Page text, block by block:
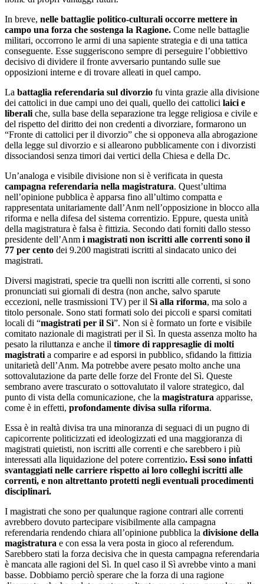
In breve, nelle battaglie politico-culturali occorre mettere in
campo una forza che sostenga la Ragione. Come nelle battaglie
militari, occorrono le armi di una sapiente strategia e di una tattica
conseguente. Esse suggeriscono sempre di perseguire l’obbiettivo
decisivo di dividere il fronte avversario puntando sulle sue
opposizioni interne e di trovare alleati in quel campo.
La battaglia referendaria sul divorzio fu vinta grazie alla divisione
dei cattolici in due campi uno dei quali, quello dei cattolici laici e
liberali che, sulla base della separazione tra legge religiosa e civile e
del rispetto del diritto dei non credenti a divorziare, formarono un
“Fronte di cattolici per il divorzio” che si opponeva alla abrogazione
della legge sul divorzio e si allearono pubblicamente con i divorzisti
dissociandosi senza timori dai vertici della Chiesa e della Dc.
Un’analoga e visibile divisione non si è verificata in questa
campagna referendaria nella magistratura. Quest’ultima
nell’opinione pubblica è apparsa fino all’ultimo compatta e
rappresentata unitariamente dall’Anm nell’opposizione in blocco alla
riforma e nella difesa del sistema correntizio. Eppure, questa unità
della magistratura è falsa è fittizia. Secondo dati forniti dallo stesso
presidente dell’Anm i magistrati non iscritti alle correnti sono il
77 per cento dei 9.200 magistrati iscritti al sindacato unico dei
magistrati.
Diversi magistrati, specie tra quelli non iscritti alle correnti, si sono
pronunciati sui giornali di destra (non anche, salvo sparute
eccezioni, nelle trasmissioni TV) per il Sì alla riforma, ma solo a
titolo personale. Sono stati formati solo dei piccoli e sparsi comitati
locali di “magistrati per il Sì”. Non si è formato un forte e visibile
comitato nazionale di magistrati per il Sì. In questa assenza molto ha
pesato la riluttanza e anche il timore di rappresaglie di molti
magistrati a comparire e ad esporsi in pubblico, sfidando la fittizia
unitarietà dell’Anm. Ma potrebbe avere pesato molto anche una
sottovalutazione da parte delle forze del Fronte del Sì. Queste
sembrano avere trascurato o sottovalutato il valore strategico, dal
punto di vista della comunicazione, che la magistratura apparisse,
come è in effetti, profondamente divisa sulla riforma.
Essa è in realtà divisa tra una minoranza di seguaci di un pugno di
capicorrente politicizzati ed ideologizzati ed una maggioranza di
magistrati quietisti, non iscritti alle correnti e che sarebbero i più
interessati alla liquidazione del potere correntizio. Essi sono infatti
svantaggiati nelle carriere rispetto ai loro colleghi iscritti alle
correnti, e non altrettanto protetti negli eventuali procedimenti
disciplinari.
I magistrati che sono per qualunque ragione contrari alle correnti
avrebbero dovuto partecipare visibilmente alla campagna
referendaria rendendo chiara all’opinione pubblica la divisione della
magistratura e con essa la vera posta in gioco al referendum.
Sarebbero stati la forza decisiva che in questa campagna referendaria
è mancata alle ragioni del Sì. In quel caso il Sì avrebbe vinto a mani
basse. Dobbiamo perciò sperare che la forza di una ragione